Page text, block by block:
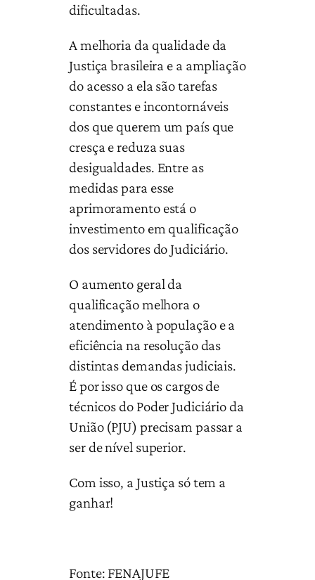
dificultadas.
A melhoria da qualidade da
Justiça brasileira e a ampliação
do acesso a ela são tarefas
constantes e incontornáveis
dos que querem um país que
cresça e reduza suas
desigualdades. Entre as
medidas para esse
aprimoramento está o
investimento em qualificação
dos servidores do Judiciário.
O aumento geral da
qualificação melhora o
atendimento à população e a
eficiência na resolução das
distintas demandas judiciais.
É por isso que os cargos de
técnicos do Poder Judiciário da
União (PJU) precisam passar a
ser de nível superior.
Com isso, a Justiça só tem a
ganhar!
Fonte: FENAJUFE